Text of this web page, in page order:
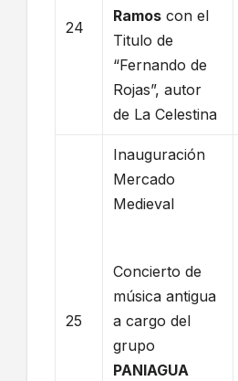
24
Ramos con el
Titulo de
“Fernando de
Rojas”, autor
de La Celestina
25
Inauguración
Mercado
Medieval
Concierto de
música antigua
a cargo del
grupo
PANIAGUA